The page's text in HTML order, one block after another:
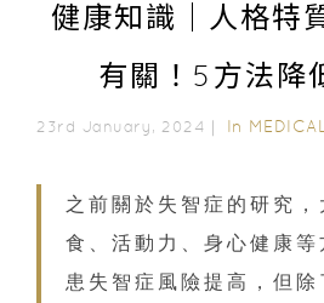
健康知識｜人格特
有關！5方法降
23rd January, 2024｜ In MEDICAL
之前關於失智症的研究，
食、活動力、身心健康等
患失智症風險提高，但